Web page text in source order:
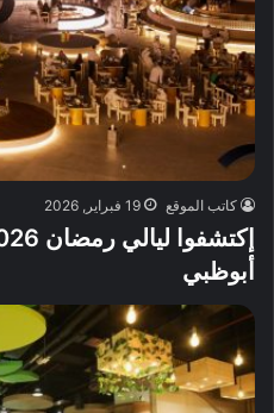
كاتب الموقع 19 فبراير, 2026
أبوظبي